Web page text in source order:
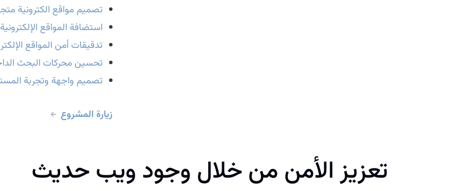
تصميم مواقع الكترونية
استضافة المواقع الإلكترونية
تدقيقات أمن المواقع
تحسين محركات البحث
تصميم واجهة وتجربة
زيارة المشروع
تعزيز الأمن من خلال وجود ويب حديث